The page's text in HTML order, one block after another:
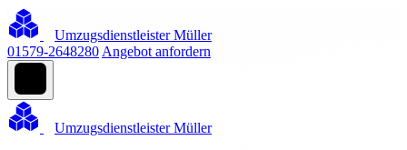
Umzugsdienstleister Müller
01579-2648280 Angebot anfordern
Umzugsdienstleister Müller